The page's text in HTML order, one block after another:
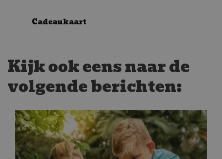
Cadeaukaart
Kijk ook eens naar de
volgende berichten: